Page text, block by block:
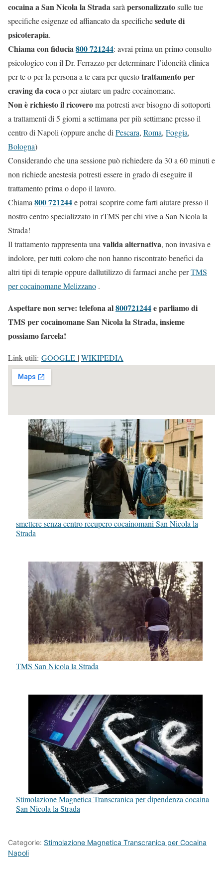
cocaina a San Nicola la Stradasarà personalizzatosulle tue
specifiche esigenze ed affiancato da specifichesedute di
psicoterapia.
Chiama con fiducia800 721244: avrai prima un primo consulto
psicologico con il Dr. Ferrazzo per determinare l’idoneità clinica
per te o per la persona a te cara per questotrattamento per
craving da cocao per aiutare un padre cocainomane.
Non è richiesto il ricoveroma potresti aver bisogno di sottoporti
a trattamenti di 5 giorni a settimana per più settimane presso il
centro di Napoli (oppure anche di Pescara, Roma, Foggia,
Bologna)
Considerando che una sessione può richiedere da 30 a 60 minuti e
non richiede anestesia potresti essere in grado di eseguire il
trattamento prima o dopo il lavoro.
Chiama 800 721244e potrai scoprire come farti aiutare presso il
nostro centro specializzato in rTMS per chi vive a San Nicola la
Strada!
Il trattamento rappresenta una valida alternativa, non invasiva e
indolore, per tutti coloro che non hanno riscontrato benefici da
altri tipi di terapie oppure dallutilizzo di farmaci anche perTMS
per cocainomane Melizzano .
Aspettare non serve: telefona al800721244e parliamo di
TMS per cocainomane San Nicola la Strada, insieme
possiamo farcela!
Link utili: GOOGLE |WIKIPEDIA
smettere senza centro recupero cocainomani San Nicola la
Strada
TMS San Nicola la Strada
Stimolazione Magnetica Transcranica per dipendenza cocaina
San Nicola la Strada
Categorie: Stimolazione Magnetica Transcranica per Cocaina
Napoli